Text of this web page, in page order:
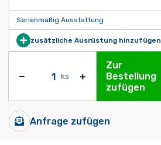
Serienmäßig Ausstattung
zusätzliche Ausrüstung hinzufügen
ks
Zur
Bestellung
zufügen
Anfrage zufügen